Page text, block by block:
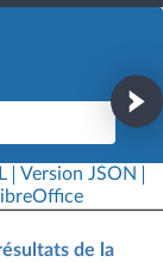
Version JSON
de la